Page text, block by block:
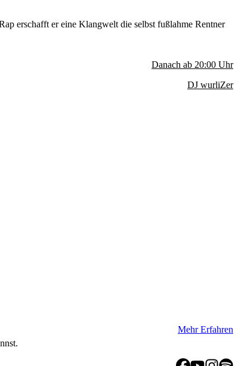
erschafft er eine Klangwelt die selbst fußlahme Rentner
Danach ab 20:00 Uhr
DJ wurliZer
Mehr Erfahren